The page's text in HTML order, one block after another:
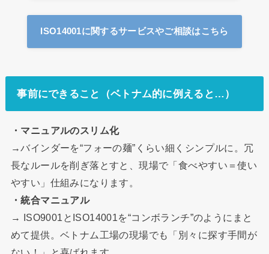
ISO14001に関するサービスやご相談はこちら
事前にできること（ベトナム的に例えると…）
・マニュアルのスリム化
→バインダーを“フォーの麺”くらい細くシンプルに。冗
長なルールを削ぎ落とすと、現場で「食べやすい＝使い
やすい」仕組みになります。
・統合マニュアル
→ ISO9001とISO14001を“コンボランチ”のようにまと
めて提供。ベトナム工場の現場でも「別々に探す手間が